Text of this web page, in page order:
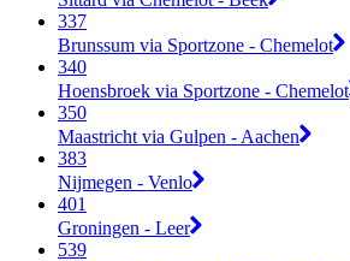
337
Brunssum via Sportzone - Chemelot
340
Hoensbroek via Sportzone - Chemelot
350
Maastricht via Gulpen - Aachen
383
Nijmegen - Venlo
401
Groningen - Leer
539